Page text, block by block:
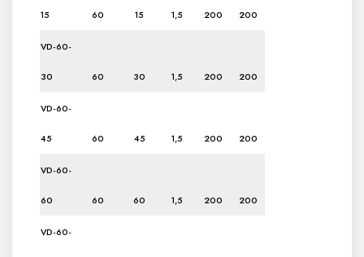
15 60 15 1,5 200 200
VD-60-
30 60 30 1,5 200 200
VD-60-
45 60 45 1,5 200 200
VD-60-
60 60 60 1,5 200 200
VD-60-